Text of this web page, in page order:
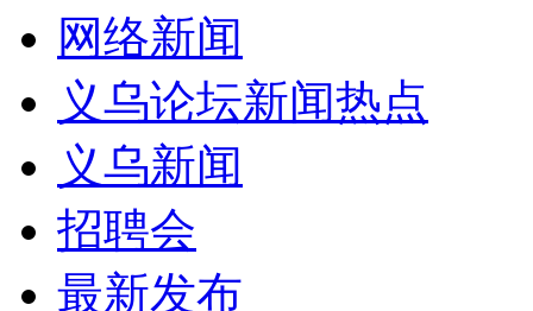
网络新闻
义乌论坛新闻热点
义乌新闻
招聘会
最新发布